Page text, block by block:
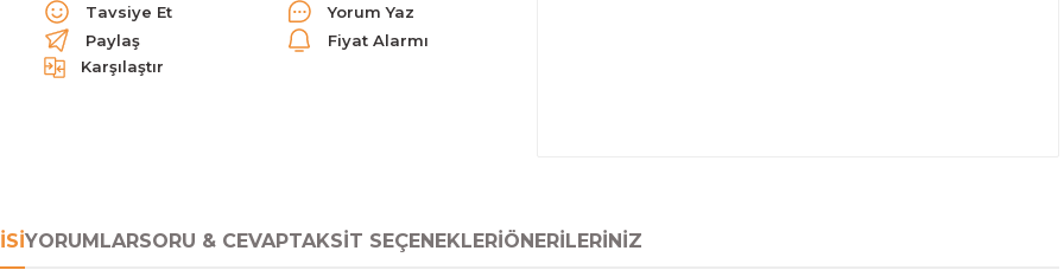
Tavsiye Et
Yorum Yaz
Paylaş
Fiyat Alarmı
Karşılaştır
YORUMLARSORU & CEVAPTAKSIT SEÇENEKLERIÖNERILERINIZ